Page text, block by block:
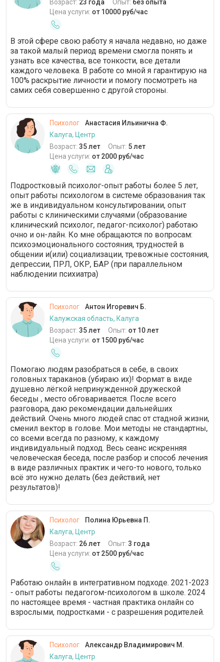
Возраст: 23 года Опыт: без опыта
Цена услуги: от 10000 руб/час
В этой сфере свою работу я начала недавно, но даже
за такой малый период времени смогла понять и
узнать все качества, все тонкости, все детали
каждого человека. В работе со мной я гарантирую на
100% раскрытие личности и помогу посмотреть на
самих себя совершенно с другой стороны.
Психолог
Анастасия Ильинична Ф.
Калуга, Центр
Возраст: 35 лет Опыт: 5 лет
Цена услуги: от 2000 руб/час
Подростковый психолог-опыт работы более 5 лет,
опыт работы психологом в системе образования так
же в индивидуальном консультировании, опыт
работы с клиническими случаями (образование
клинический психолог, педагог-психолог) работаю
очно и он-лайн. Ко мне обращаются по вопросам:
психоэмоционального состояния, трудностей в
общении и(или) социализации, тревожные состояния,
депрессии, ПРЛ, ОКР, БАР (при параллельном
наблюдении психиатра)
Психолог
Антон Игоревич Б.
Калужская область, Калуга
Возраст: 35 лет Опыт: от 10 лет
Цена услуги: от 1500 руб/час
Помогаю людям разобраться в себе, в своих
головных тараканов (убираю их)! Формат в виде
душевно лёгкой непринужденной дружеской
беседы , место обговаривается. После всего
разговора, даю рекомендации дальнейших
действий. Очень много людей спас от стадной жизни,
сменил вектор в голове. Мои методы не стандартны,
со всеми всегда по разному, к каждому
индивидуальный подход. Весь сеанс искренняя
человеческая беседа, после разбор и способ лечения
в виде различных практик и чего-то нового, только
всё это нужно делать (без действий, нет
результатов)!
Психолог
Полина Юрьевна П.
Калуга, Центр
Возраст: 26 лет Опыт: 3 года
Цена услуги: от 2500 руб/час
Работаю онлайн в интегративном подходе. 2021-2023
- опыт работы педагогом-психологом в школе. 2024
по настоящее время - частная практика онлайн со
взрослыми, подростками - с разрешения родителей.
Психолог
Александр Владимирович М.
Калуга, Центр